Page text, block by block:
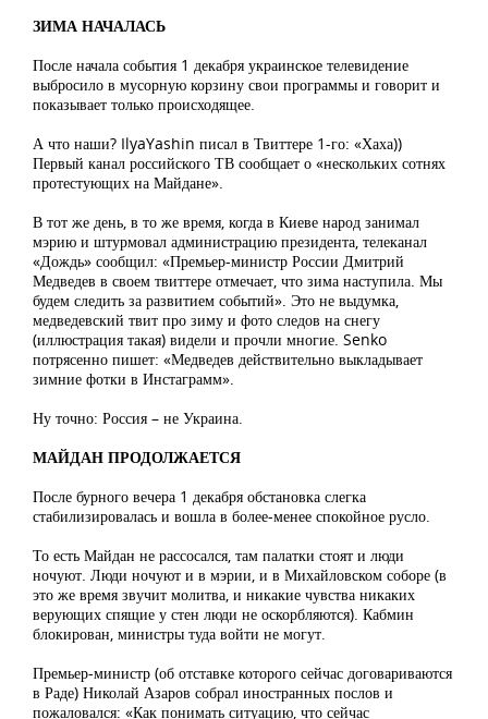
ЗИМА НАЧАЛАСЬ
После начала события 1 декабря украинское телевидение
выбросило в мусорную корзину свои программы и говорит и
показывает только происходящее.
А что наши? IlyaYashin писал в Твиттере 1-го: «Хаха))
Первый канал российского ТВ сообщает о «нескольких сотнях
протестующих на Майдане».
В тот же день, в то же время, когда в Киеве народ занимал
мэрию и штурмовал администрацию президента, телеканал
«Дождь» сообщил: «Премьер-министр России Дмитрий
Медведев в своем твиттере отмечает, что зима наступила. Мы
будем следить за развитием событий». Это не выдумка,
медведевский твит про зиму и фото следов на снегу
(иллюстрация такая) видели и прочли многие. Senko
потрясенно пишет: «Медведев действительно выкладывает
зимние фотки в Инстаграмм».
Ну точно: Россия – не Украина.
МАЙДАН ПРОДОЛЖАЕТСЯ
После бурного вечера 1 декабря обстановка слегка
стабилизировалась и вошла в более-менее спокойное русло.
То есть Майдан не рассосался, там палатки стоят и люди
ночуют. Люди ночуют и в мэрии, и в Михайловском соборе (в
это же время звучит молитва, и никакие чувства никаких
верующих спящие у стен люди не оскорбляются). Кабмин
блокирован, министры туда войти не могут.
Премьер-министр (об отставке которого сейчас договариваются
в Раде) Николай Азаров собрал иностранных послов и
пожаловался: «Как понимать ситуацию, что сейчас